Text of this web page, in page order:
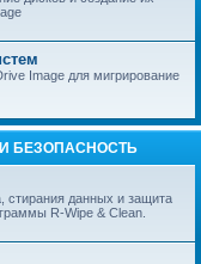
Image для мигрирование
БЕЗОПАСНОСТЬ
стирания данных и защита
R-Wipe & Clean.